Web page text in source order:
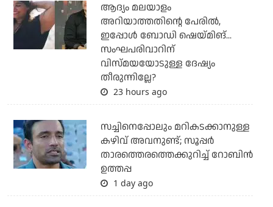
ആദ്യം മലയാളം
അറിയാത്തതിന്റെ പേരില്‍,
ഇപ്പോള്‍ ബോഡി ഷെയ്മിങ്...
സംഘപരിവാറിന്
വിസ്മയയോടുള്ള ദേഷ്യം
തീരുന്നില്ലേ?
23 hours ago
സച്ചിനെപ്പോലും മറികടക്കാനുള്ള
കഴിവ് അവനുണ്ട്; സൂപ്പര്‍
താരത്തെരത്തെക്കുറിച്ച് റോബിന്‍
ഉത്തപ്പ
1 day ago